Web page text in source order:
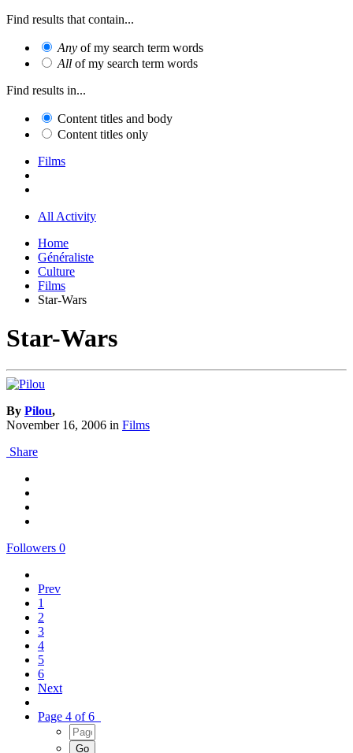
Find results that contain...
Any of my search term words
All of my search term words
Find results in...
Content titles and body
Content titles only
Films
All Activity
Home
Généraliste
Culture
Films
Star-Wars
Star-Wars
By Pilou,
November 16, 2006 in Films
Share
Followers 0
Prev
1
2
3
4
5
6
Next
Page 4 of 6